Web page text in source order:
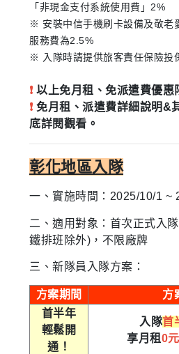
「非現金支付系統使用費」2%
※ 安裝中信手機刷卡設備及敬老
服務費為2.5%
※ 入隊時請提供旅客責任保險投
❗ 以上免月租、免派遣費優惠
❗ 免月租、派遣費詳細說明&
底詳閱觀看。
彰化地區入隊
一、實施時間：2025/10/1 ~
二、適用對象：首次正式入
鐵排班除外)，不限廠牌
三、新隊員入隊方案：
方案期間
方
首半年
輕鬆開
通！
入隊首
享月租0元